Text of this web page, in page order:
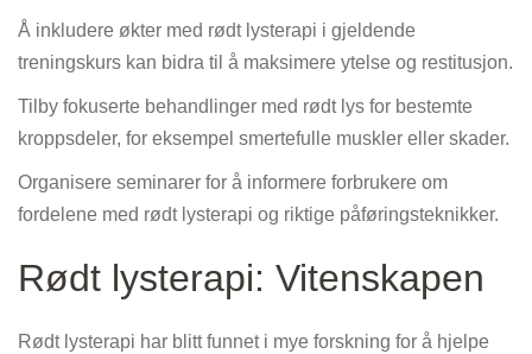
Å inkludere økter med rødt lysterapi i gjeldende
treningskurs kan bidra til å maksimere ytelse og restitusjon.
Tilby fokuserte behandlinger med rødt lys for bestemte
kroppsdeler, for eksempel smertefulle muskler eller skader.
Organisere seminarer for å informere forbrukere om
fordelene med rødt lysterapi og riktige påføringsteknikker.
Rødt lysterapi: Vitenskapen
Rødt lysterapi har blitt funnet i mye forskning for å hjelpe